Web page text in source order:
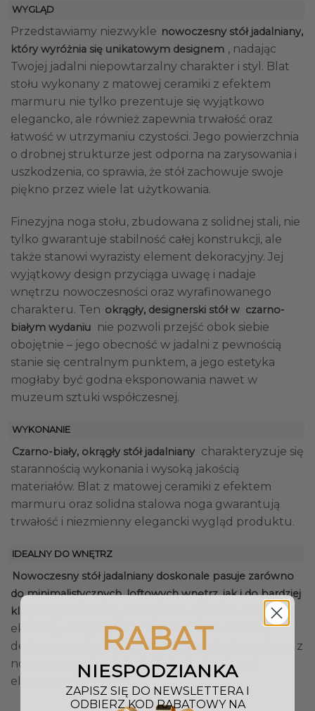
WYGLĄD
Przedstawiamy niezwykle nowoczesny stół jadalniany,
który wyróżnia się unikatowym designem , nadając
Twojej jadalni niepowtarzalny charakter i styl. Blat
stołu wykonany z matowej ceramiki z efektem
marmuru nie tylko prezentuje się wyjątkowo
elegancko, ale również zapewnia trwałość oraz
łatwość w utrzymaniu czystości. Jego powierzchnia
o drobnej strukturze jest odporna na zarysowania i
uszkodzenia, co sprawia, że stół zachowuje swoje
piękno przez wiele lat użytkowania.
Finezyjna noga stołu, zbudowana z solidnej stali, nie
tylko gwarantuje stabilność całej konstrukcji, ale
także stanowi wyrazisty element dekoracyjny. Jej
wyjątkowy design przyciąga uwagę i nadaje
wnętrzu nowoczesności oraz wyrafinowanego
charakteru. Ten okrągły, designerski stół w czarno-
białym wydaniu
nie pozwoli przejść obok siebie
obojętnie – jego obecność w jadalni z pewnością
stanie się centralnym punktem, a jego estetyka
mogłaby być godna eksponowania nawet w
muzeum sztuki współczesnej.
WYKONANIE
Czarno-biały, okrągły stół jadalniany charakteryzuje się
starannością wykonania i wysoką jakością
materiałów. Blat z matowej ceramiki z efektem
marmuru oraz solidna stalowa noga gwarantują
trwałość i niezmienny elegancki wygląd produktu.
IDEALNY DO WNĘTRZ
Nowoczesny stół jadalniany doskonale pasuje zarówno
do minimalistycznych, loftowych wnętrz, jak i do bardziej
klasycznych aranżacji
, dodając im wyrafinowanego i
ekskluzywnego charakteru. Jego uniwersalny
design sprawia, że idealnie komponuje się zarówno z
nowoczesnymi meblami, jak i z tradycyjnymi
elementami wystroju.
RABAT
NIESPODZIANKA
ZAPISZ SIĘ DO NEWSLETTERA I
ODBIERZ KOD RABATOWY NA